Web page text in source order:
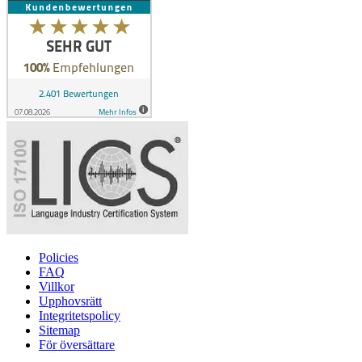
Policies
FAQ
Villkor
Upphovsrätt
Integritetspolicy
Sitemap
För översättare